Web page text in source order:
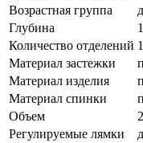
Возрастная группа
Глубина
Количество отделений 1
Материал застежки
Материал изделия
Материал спинки
Объем
Регулируемые лямки